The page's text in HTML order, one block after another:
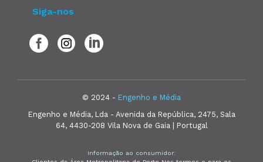
Siga-nos
© 2024 - Engenho e Média
Engenho e Média, Lda - Avenida da República, 2475, Sala
64, 4430-208 Vila Nova de Gaia | Portugal
Informação ao consumidor: